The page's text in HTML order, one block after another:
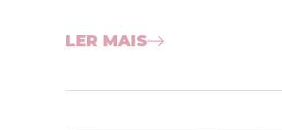
LER MAIS